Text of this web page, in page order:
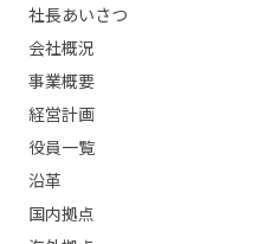
社長あいさつ
会社概況
事業概要
経営計画
役員一覧
沿革
国内拠点